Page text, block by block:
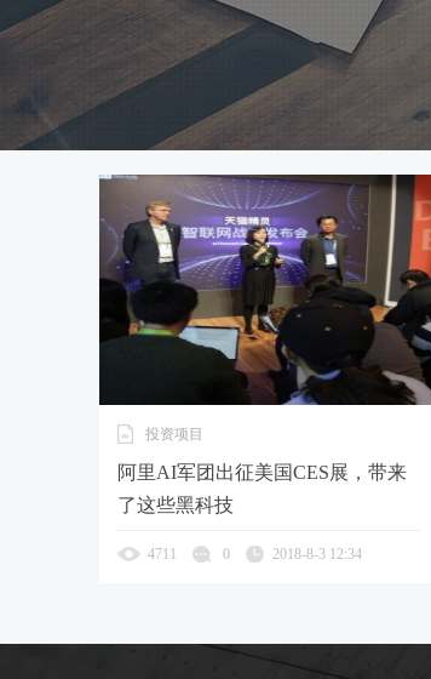
投资项目
阿里AI军团出征美国CES展，带来
了这些黑科技
4711 0 2018-8-3 12:34